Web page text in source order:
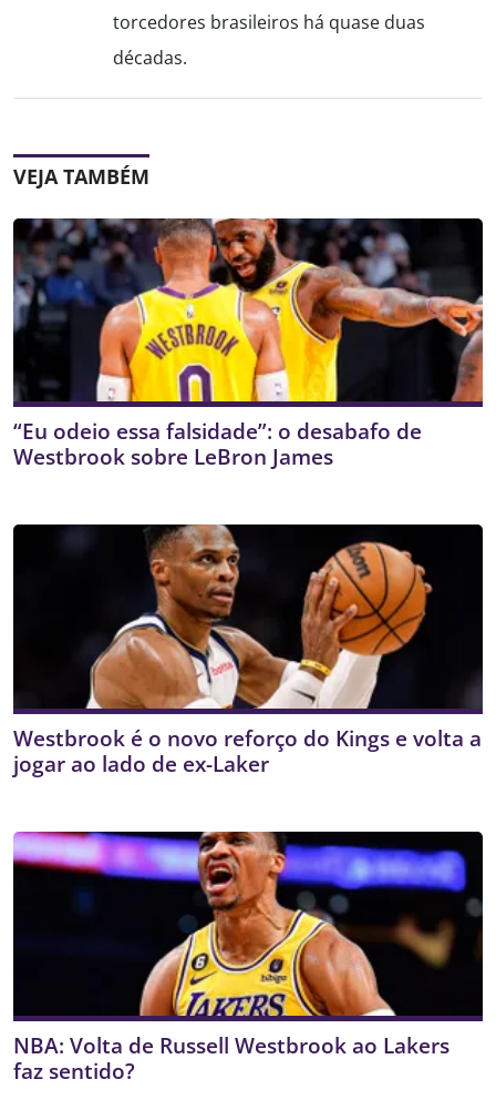
torcedores brasileiros há quase duas
décadas.
VEJA TAMBÉM
“Eu odeio essa falsidade”: o desabafo de
Westbrook sobre LeBron James
Westbrook é o novo reforço do Kings e volta a
jogar ao lado de ex-Laker
NBA: Volta de Russell Westbrook ao Lakers
faz sentido?